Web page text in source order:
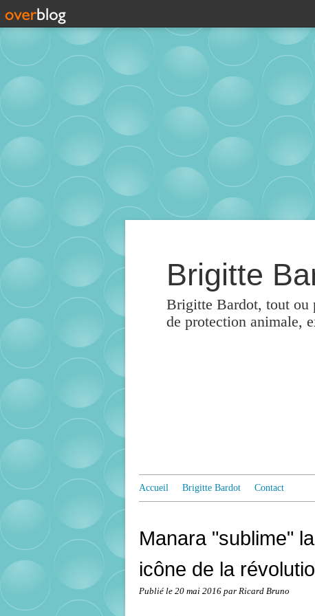
Brigitte
Brigitte Bardot, tout ou
de protection animale,
Accueil Brigitte Bardot Contact
Manara "sublime"
icône de la
Publié le 20 mai 2016 par Ricard Bruno